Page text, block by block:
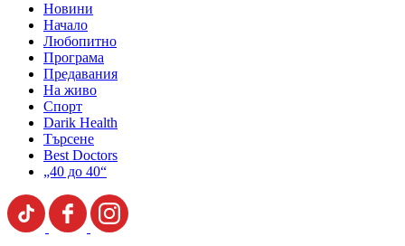
Новини
Начало
Любопитно
Програма
Предавания
На живо
Спорт
Darik Health
Търсене
Best Doctors
„40 до 40“